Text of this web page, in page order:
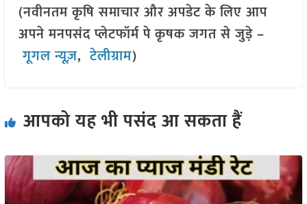
(नवीनतम कृषि समाचार और अपडेट के लिए आप
अपने मनपसंद प्लेटफॉर्म पे कृषक जगत से जुड़े –
गूगल न्यूज़,टेलीग्राम)
आपको यह भी पसंद आ सकता हैं